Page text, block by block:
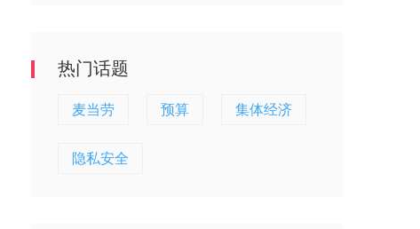
热门话题
麦当劳 预算 集体经济
隐私安全